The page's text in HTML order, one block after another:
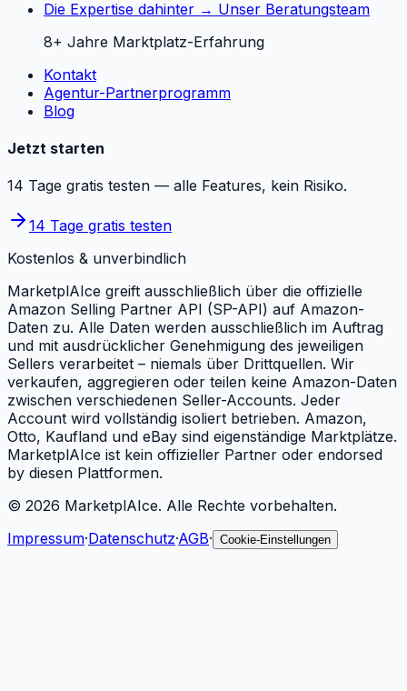
Die Expertise dahinter → Unser Beratungsteam
8+ Jahre Marktplatz-Erfahrung
Kontakt
Agentur-Partnerprogramm
Blog
Jetzt starten
14 Tage gratis testen — alle Features, kein Risiko.
14 Tage gratis testen
Kostenlos & unverbindlich
MarketplAIce greift ausschließlich über die offizielle
Amazon Selling Partner API (SP-API) auf Amazon-
Daten zu. Alle Daten werden ausschließlich im Auftrag
und mit ausdrücklicher Genehmigung des jeweiligen
Sellers verarbeitet – niemals über Drittquellen. Wir
verkaufen, aggregieren oder teilen keine Amazon-Daten
zwischen verschiedenen Seller-Accounts. Jeder
Account wird vollständig isoliert betrieben. Amazon,
Otto, Kaufland und eBay sind eigenständige Marktplätze.
MarketplAIce ist kein offizieller Partner oder endorsed
by diesen Plattformen.
© 2026 MarketplAIce. Alle Rechte vorbehalten.
Impressum·Datenschutz·AGB· Cookie-Einstellungen